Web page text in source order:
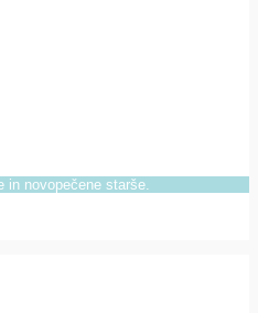
in novopečene starše.